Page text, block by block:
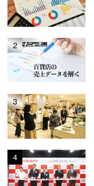
2
3
4